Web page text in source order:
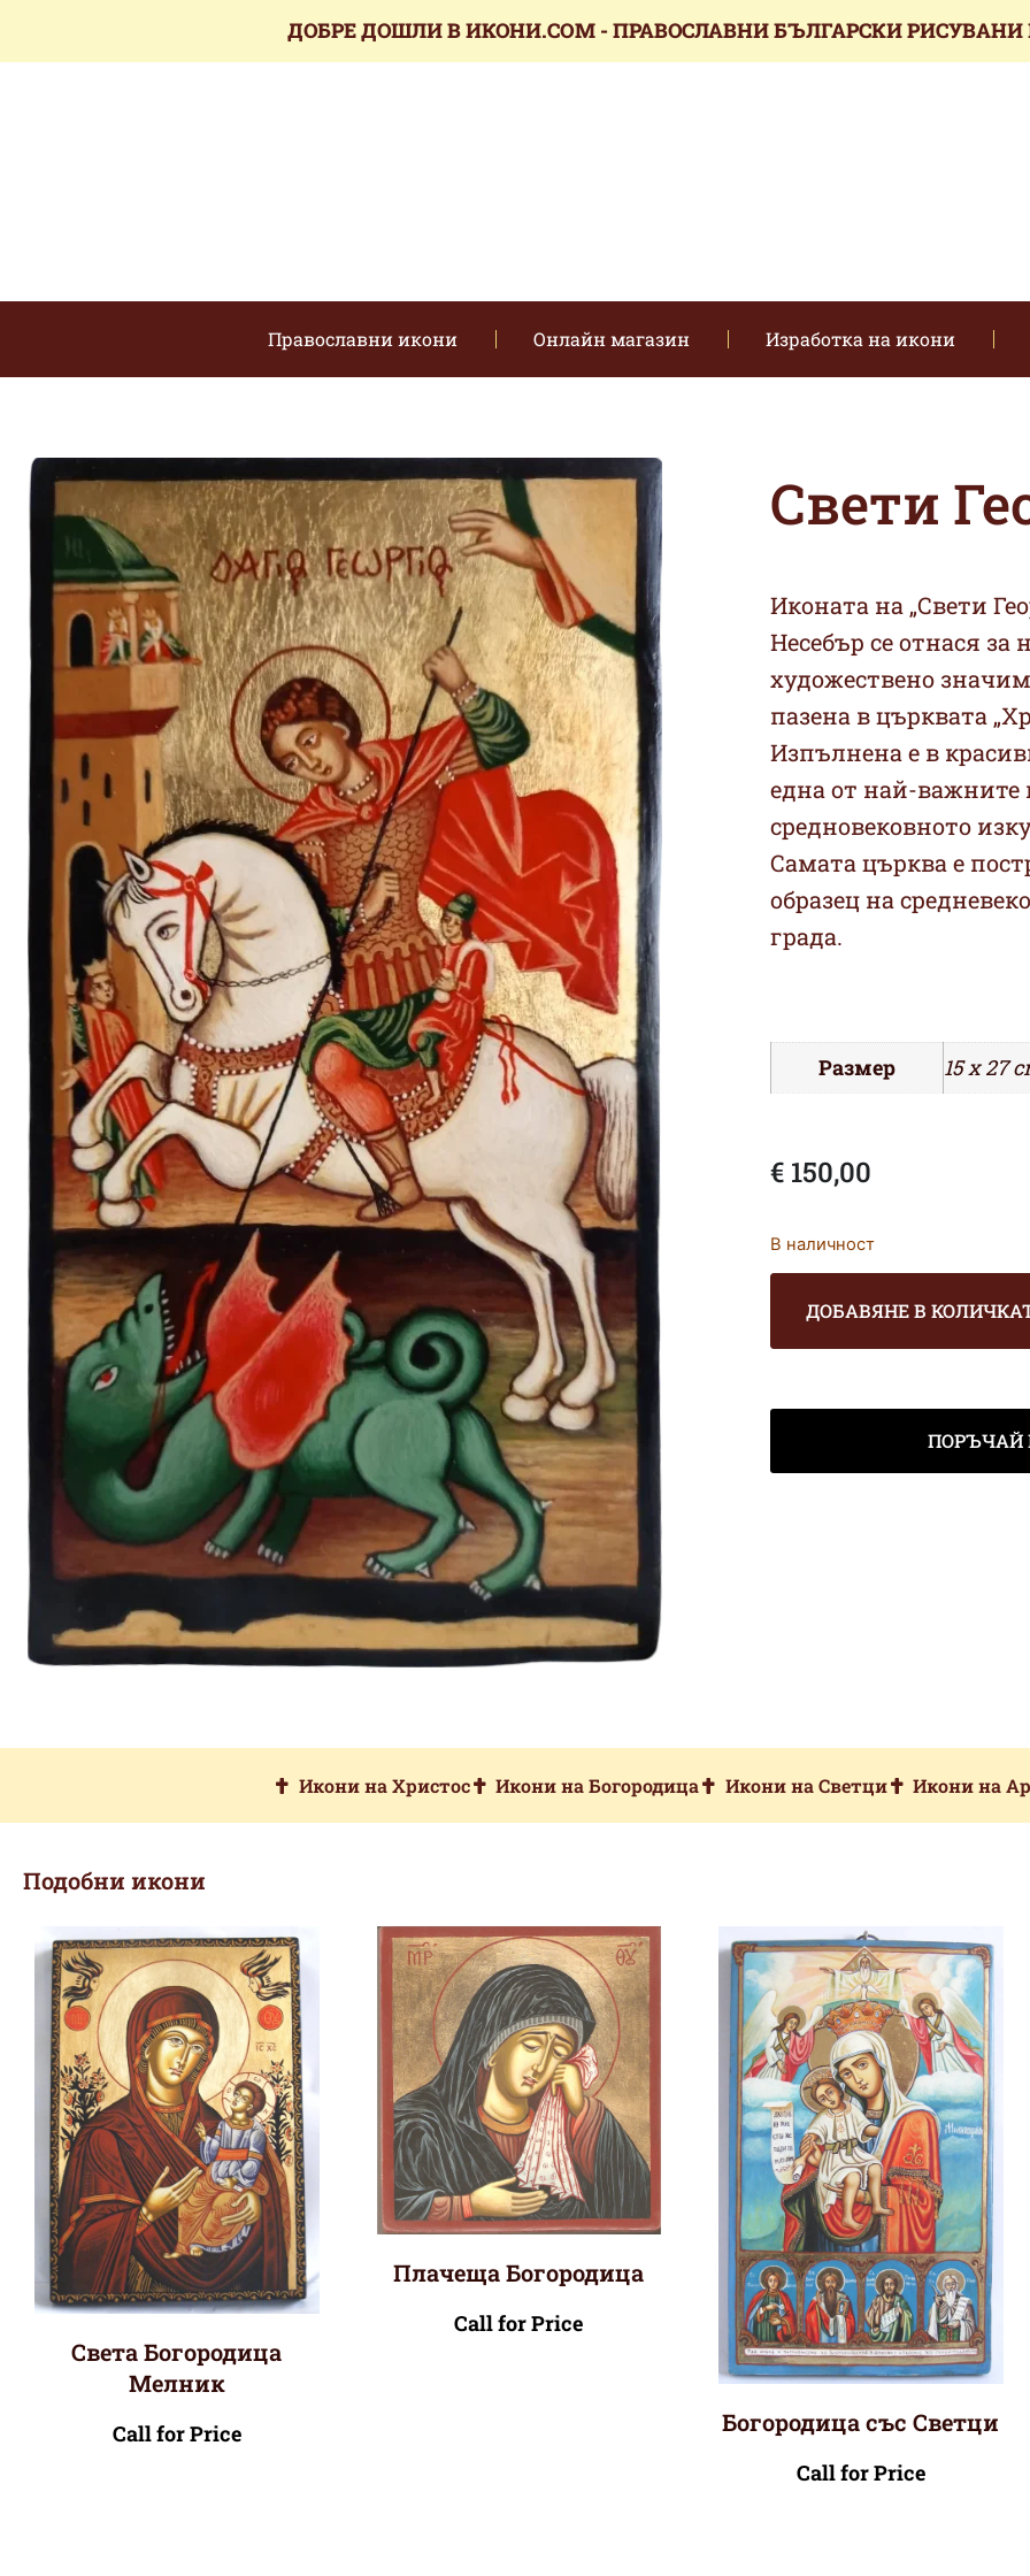
ДОБРЕ ДОШЛИ В ИКОНИ.COM - ПРАВОСЛАВНИ БЪЛГАРСКИ
Православни икони Онлайн магазин Изработка на икони
Свети
Иконата на „Свети
Несебър се отнася за
художествено
пазена в църквата
Изпълнена е в
една от най-
средновековното
Самата църква е
образец на
града.
Размер 15 х 27
€ 150,00
В наличност
ДОБАВЯНЕ В
ПОРЪЧАЙ
Икони на Христос Икони на Богородица Икони на Светци Икони на
Подобни икони
Света Богородица
Мелник
Call for Price
Плачеща Богородица
Call for Price
Богородица със Светци
Call for Price